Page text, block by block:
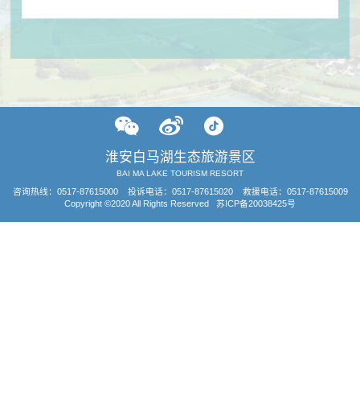
淮安白马湖生态旅游景区
BAI MA LAKE TOURISM RESORT
咨询热线： 0517-87615000投诉电话：0517-87615020 救援电话：0517-87615009
Copyright ©2020 All Rights Reserved
苏ICP备20038425号